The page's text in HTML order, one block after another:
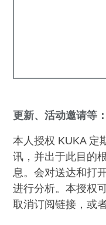
更新、活动邀请等
本人授权 KUKA 定
讯，并出于此目的
息。会对送达和打
进行分析。本授权
取消订阅链接，或